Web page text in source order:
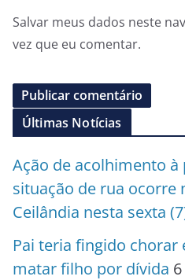
Salvar meus dados neste
vez que eu comentar.
Últimas Notícias
Ação de acolhimento à
situação de rua ocorre
Ceilândia nesta sexta
Pai teria fingido chorar
matar filho por dívida